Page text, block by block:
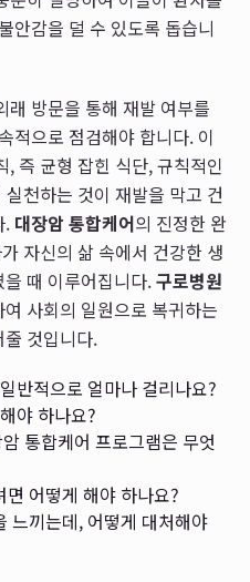
안감을 덜 수 있도록 돕습니
래 방문을 통해 재발 여부를
적으로 점검해야 합니다. 이
즉 균형 잡힌 식단, 규칙적인
천하는 것이 재발을 막고 건
. 대장암 통합케어의 진정한 완
자신의 삶 속에서 건강한 생
때 이루어집니다.구로병원
사회의 일원으로 복귀하는
것입니다.
반적으로 얼마나 걸리나요?
야 하나요?
통합케어 프로그램은 무엇
어떻게 해야 하나요?
느끼는데, 어떻게 대처해야